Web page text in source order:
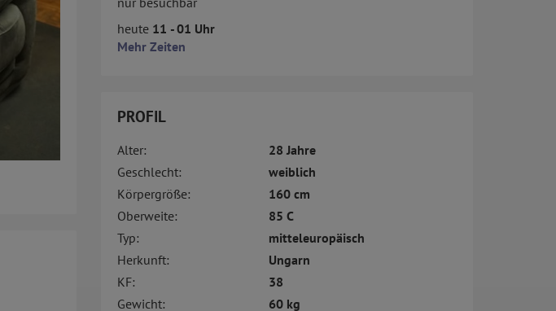
heute 11 - 01 Uhr
Mehr Zeiten
PROFIL
Alter:
28 Jahre
Geschlecht:
weiblich
Körpergröße:
160 cm
Oberweite:
85 C
Typ:
mitteleuropäisch
Herkunft:
Ungarn
KF:
38
Gewicht:
60 kg